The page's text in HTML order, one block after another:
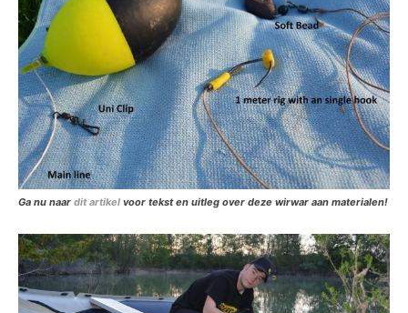
Ga nu naar dit artikel voor tekst en uitleg over deze wirwar aan materialen!